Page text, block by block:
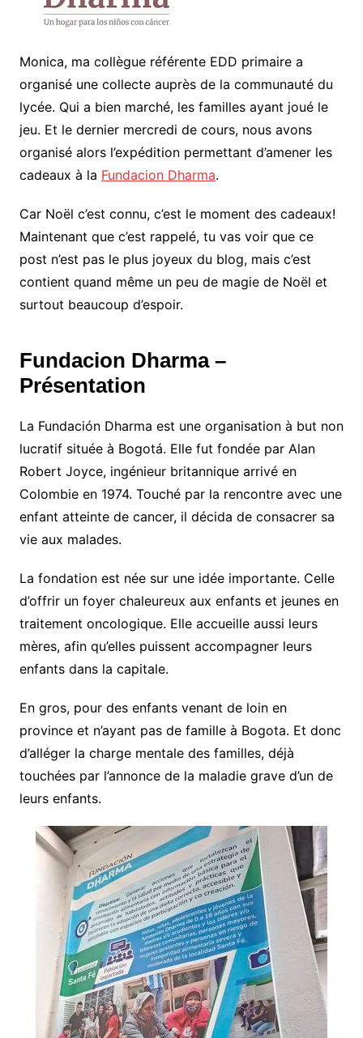
Monica, ma collègue référente EDD primaire a
organisé une collecte auprès de la communauté du
lycée. Qui a bien marché, les familles ayant joué le
jeu. Et le dernier mercredi de cours, nous avons
organisé alors l’expédition permettant d’amener les
cadeaux à la Fundacion Dharma.
Car Noël c’est connu, c’est le moment des cadeaux!
Maintenant que c’est rappelé, tu vas voir que ce
post n’est pas le plus joyeux du blog, mais c’est
contient quand même un peu de magie de Noël et
surtout beaucoup d’espoir.
Fundacion Dharma –
Présentation
La Fundación Dharma est une organisation à but non
lucratif située à Bogotá. Elle fut fondée par Alan
Robert Joyce, ingénieur britannique arrivé en
Colombie en 1974. Touché par la rencontre avec une
enfant atteinte de cancer, il décida de consacrer sa
vie aux malades.
La fondation est née sur une idée importante. Celle
d’offrir un foyer chaleureux aux enfants et jeunes en
traitement oncologique. Elle accueille aussi leurs
mères, afin qu’elles puissent accompagner leurs
enfants dans la capitale.
En gros, pour des enfants venant de loin en
province et n’ayant pas de famille à Bogota. Et donc
d’alléger la charge mentale des familles, déjà
touchées par l’annonce de la maladie grave d’un de
leurs enfants.